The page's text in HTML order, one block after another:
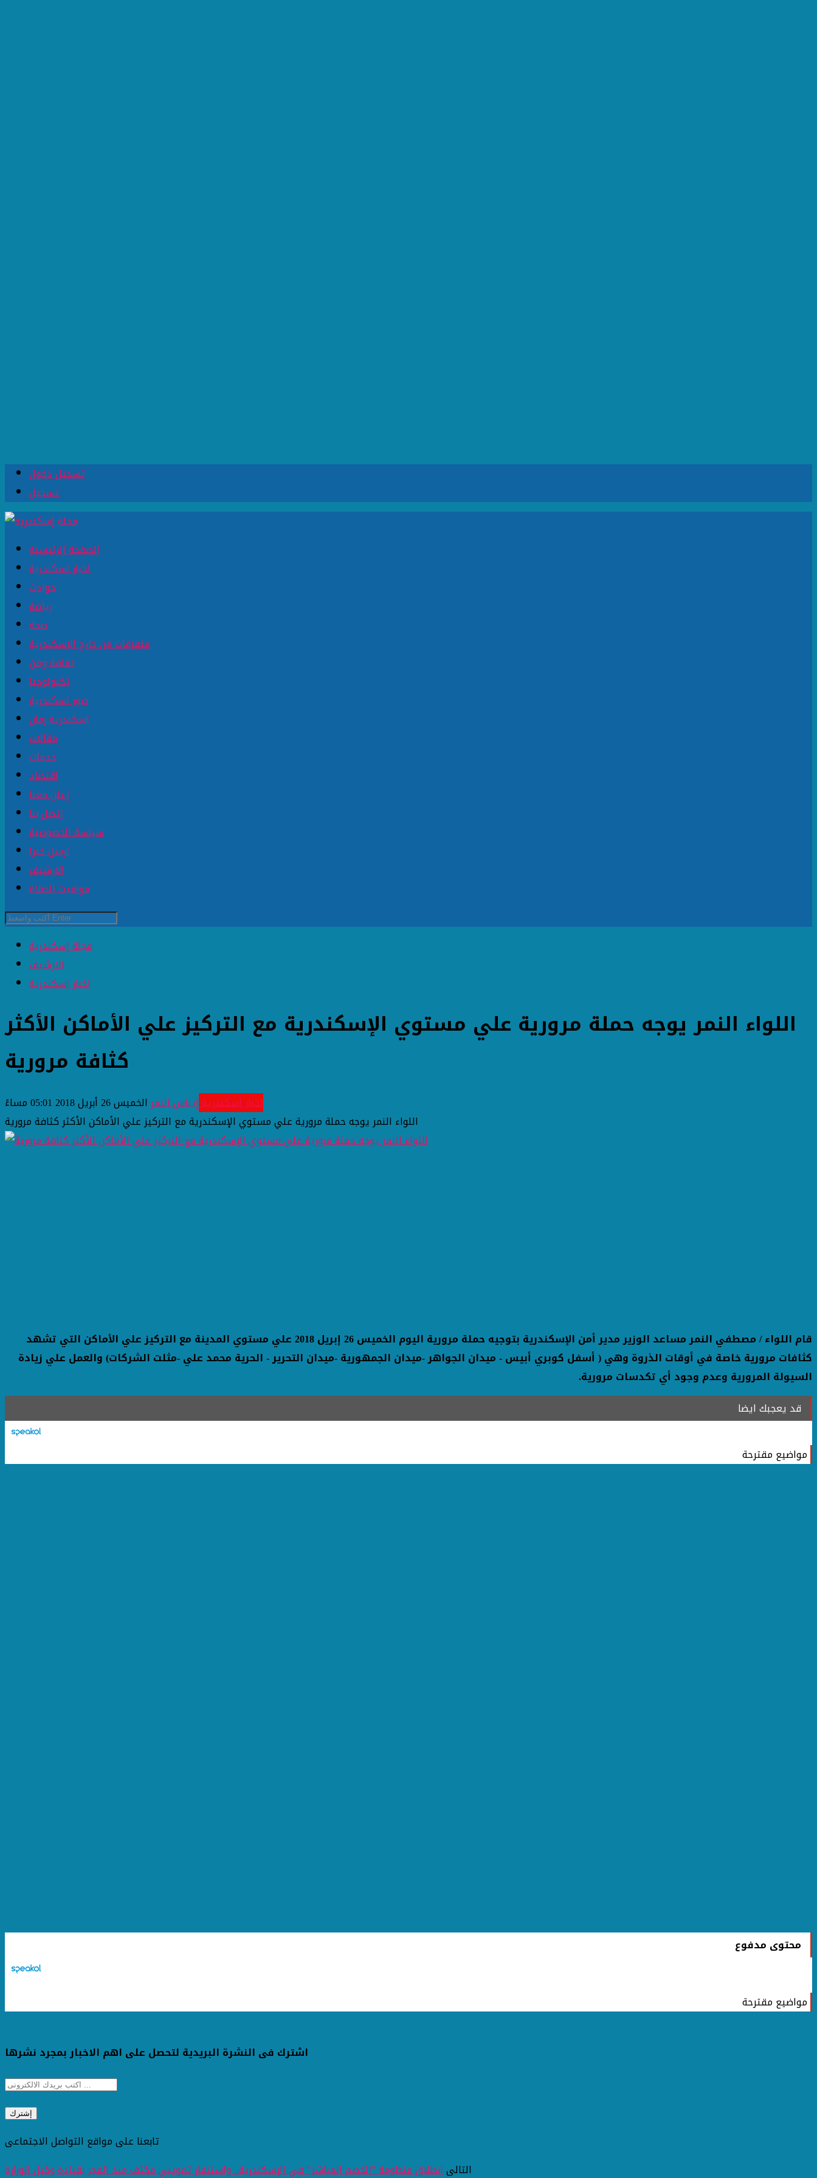
تسجيل دخول
تسجيل
الصفحة الرئيسية
اخبار اسكندرية
حوادث
رياضة
صحة
متفرقات من خارج الإسكندرية
ثقافة وفن
تكنولوجيا
صور اسكندرية
اسكندرية زمان
مقالات
خدمات
اقتصاد
إعلن معنا
إتصل بنا
سياسة الخصوصية
ارسل خبرا
الارشيف
مواقيت الصلاة
مجلة إسكندرية
الارشيف
اخبار اسكندرية
اللواء النمر يوجه حملة مرورية علي مستوي الإسكندرية مع التركيز علي الأماكن الأكثر
كثافة مرورية
اخبار اسكندريةإيناس النمر الخميس 26 أبريل 2018 05:01 مساءً
اللواء النمر يوجه حملة مرورية علي مستوي الإسكندرية مع التركيز علي الأماكن الأكثر كثافة مرورية
قام اللواء / مصطفي النمر مساعد الوزير مدير أمن الإسكندرية بتوجيه حملة مرورية اليوم الخميس 26 إبريل 2018 علي مستوي المدينة مع التركيز علي الأماكن التي تشهد
كثافات مرورية خاصة في أوقات الذروة وهي ( أسفل كوبري أبيس - ميدان الجواهر -ميدان الجمهورية -ميدان التحرير - الحرية محمد علي -مثلت الشركات) والعمل علي زيادة
السيولة المرورية وعدم وجود أي تكدسات مرورية.
قد يعجبك ايضا
مواضيع مقترحة
محتوى مدفوع
مواضيع مقترحة
اشترك فى النشرة البريدية لتحصل على اهم الاخبار بمجرد نشرها
تابعنا على مواقع التواصل الاجتماعى
التالىانطلاق منظومة "الخصم المباشر" في الإسكندرية.. واستنفار تمويني مكثف منذ الفجر بقيادة وكيل الوزارة